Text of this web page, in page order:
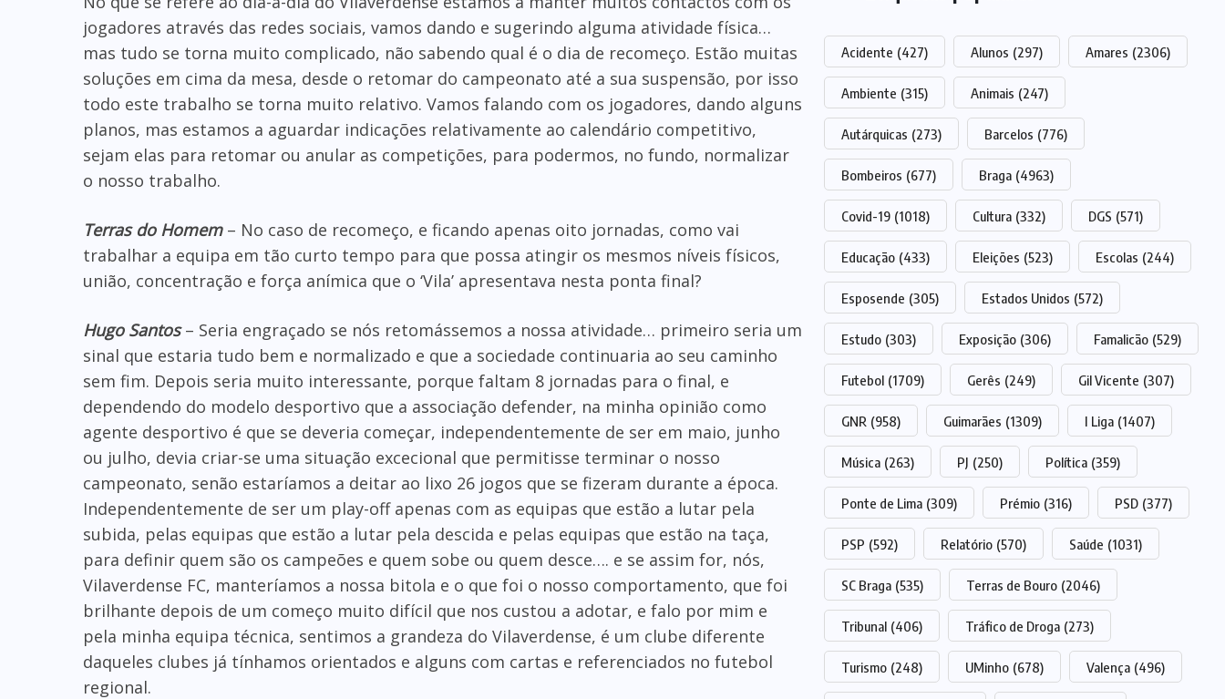
jogadores através das redes sociais, vamos dando e sugerindo alguma atividade física…
mas tudo se torna muito complicado, não sabendo qual é o dia de recomeço. Estão muitas
soluções em cima da mesa, desde o retomar do campeonato até a sua suspensão, por isso
todo este trabalho se torna muito relativo. Vamos falando com os jogadores, dando alguns
planos, mas estamos a aguardar indicações relativamente ao calendário competitivo,
sejam elas para retomar ou anular as competições, para podermos, no fundo, normalizar
o nosso trabalho.
Terras do Homem– No caso de recomeço, e ficando apenas oito jornadas, como vai
trabalhar a equipa em tão curto tempo para que possa atingir os mesmos níveis físicos,
união, concentração e força anímica que o ‘Vila’ apresentava nesta ponta final?
Hugo Santos– Seria engraçado se nós retomássemos a nossa atividade… primeiro seria um
sinal que estaria tudo bem e normalizado e que a sociedade continuaria ao seu caminho
sem fim. Depois seria muito interessante, porque faltam 8 jornadas para o final, e
dependendo do modelo desportivo que a associação defender, na minha opinião como
agente desportivo é que se deveria começar, independentemente de ser em maio, junho
ou julho, devia criar-se uma situação excecional que permitisse terminar o nosso
campeonato, senão estaríamos a deitar ao lixo 26 jogos que se fizeram durante a época.
Independentemente de ser um play-off apenas com as equipas que estão a lutar pela
subida, pelas equipas que estão a lutar pela descida e pelas equipas que estão na taça,
para definir quem são os campeões e quem sobe ou quem desce…. e se assim for, nós,
Vilaverdense FC, manteríamos a nossa bitola e o que foi o nosso comportamento, que foi
brilhante depois de um começo muito difícil que nos custou a adotar, e falo por mim e
pela minha equipa técnica, sentimos a grandeza do Vilaverdense, é um clube diferente
daqueles clubes já tínhamos orientados e alguns com cartas e referenciados no futebol
regional.
Acidente (427) Alunos (297) Amares (2306)
Ambiente (315) Animais (247)
Autárquicas (273) Barcelos (776)
Bombeiros (677) Braga (4963)
Covid-19 (1018) Cultura (332) DGS (571)
Educação (433) Eleições (523) Escolas (244)
Esposende (305) Estados Unidos (572)
Estudo (303) Exposição (306) Famalicão (529)
Futebol (1709) Gerês (249) Gil Vicente (307)
GNR (958) Guimarães (1309) I Liga (1407)
Música (263) PJ (250) Política (359)
Ponte de Lima (309) Prémio (316) PSD (377)
PSP (592) Relatório (570) Saúde (1031)
SC Braga (535) Terras de Bouro (2046)
Tribunal (406) Tráfico de Droga (273)
Turismo (248) UMinho (678) Valença (496)